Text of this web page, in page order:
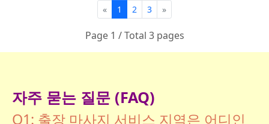
« 1 2 3 »
Page 1 / Total 3 pages
자주 묻는 질문 (FAQ)
Q1: 출장 마사지 서비스 지역은 어디인